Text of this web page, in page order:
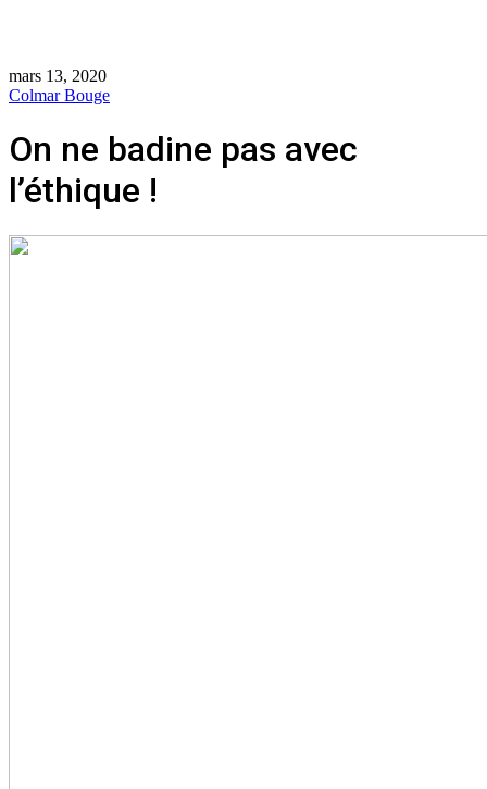
mars 13, 2020
Colmar Bouge
On ne badine pas avec
l’éthique !